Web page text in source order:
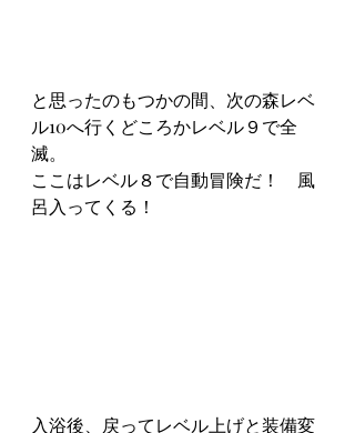
と思ったのもつかの間、次の森レベ
ル10へ行くどころかレベル９で全
滅。
ここはレベル８で自動冒険だ！　風
呂入ってくる！
入浴後、戻ってレベル上げと装備変